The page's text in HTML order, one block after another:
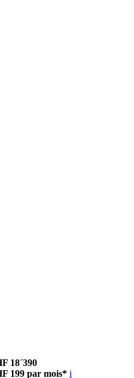
18´390
199 par mois* i